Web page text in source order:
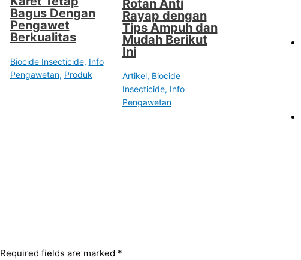
Bagus Dengan
Pengawet
Berkualitas
Biocide Insecticide, Info
Pengawetan, Produk
Rotan Anti
Rayap dengan
Tips Ampuh dan
Mudah Berikut
Ini
Artikel, Biocide
Insecticide, Info
Pengawetan
Required fields are marked *